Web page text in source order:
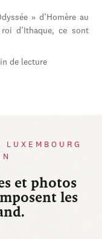
» d’Homère au
d’Ithaque, ce sont
de lecture
et photos
les